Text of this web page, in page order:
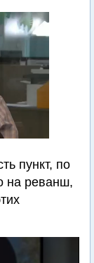
пункт, по
на реванш,